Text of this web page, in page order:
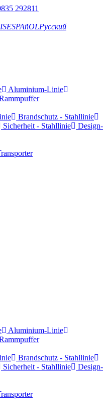
292811
ESPAñOLРусский
Aluminium-Linie
Brandschutz - Stahllinie
Sicherheit - Stahllinie
Design-
Aluminium-Linie
Brandschutz - Stahllinie
Sicherheit - Stahllinie
Design-